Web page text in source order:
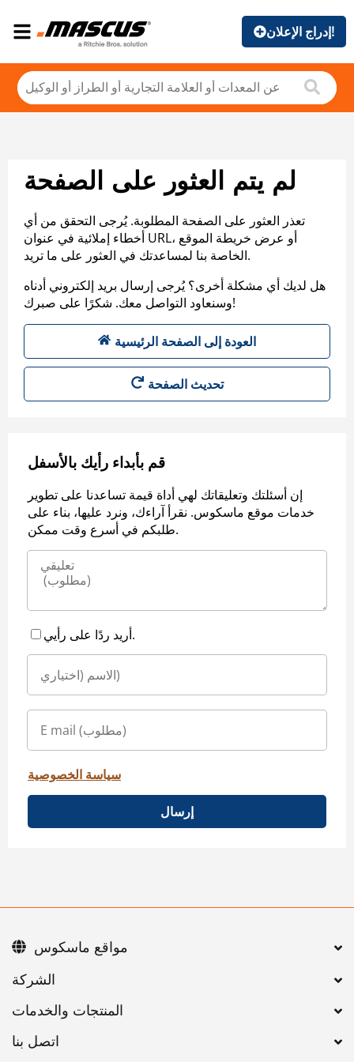
إدراج الإعلان!
لم يتم العثور على الصفحة
تعذر العثور على الصفحة المطلوبة. يُرجى التحقق من أي
أخطاء إملائية في عنوان URL، أو عرض خريطة الموقع
الخاصة بنا لمساعدتك في العثور على ما تريد.
هل لديك أي مشكلة أخرى؟ يُرجى إرسال بريد إلكتروني أدناه
وسنعاود التواصل معك. شكرًا على صبرك!
العودة إلى الصفحة الرئيسية
تحديث الصفحة
قم بأبداء رأيك بالأسفل
إن أسئلتك وتعليقاتك لهي أداة قيمة تساعدنا على تطوير
خدمات موقع ماسكوس. نقرأ آراءك، ونرد عليها، بناء على
طلبكم في أسرع وقت ممكن.
أريد ردًا على رأيي.
سياسة الخصوصية
إرسال
اتصل بنا
مواقع ماسكوس